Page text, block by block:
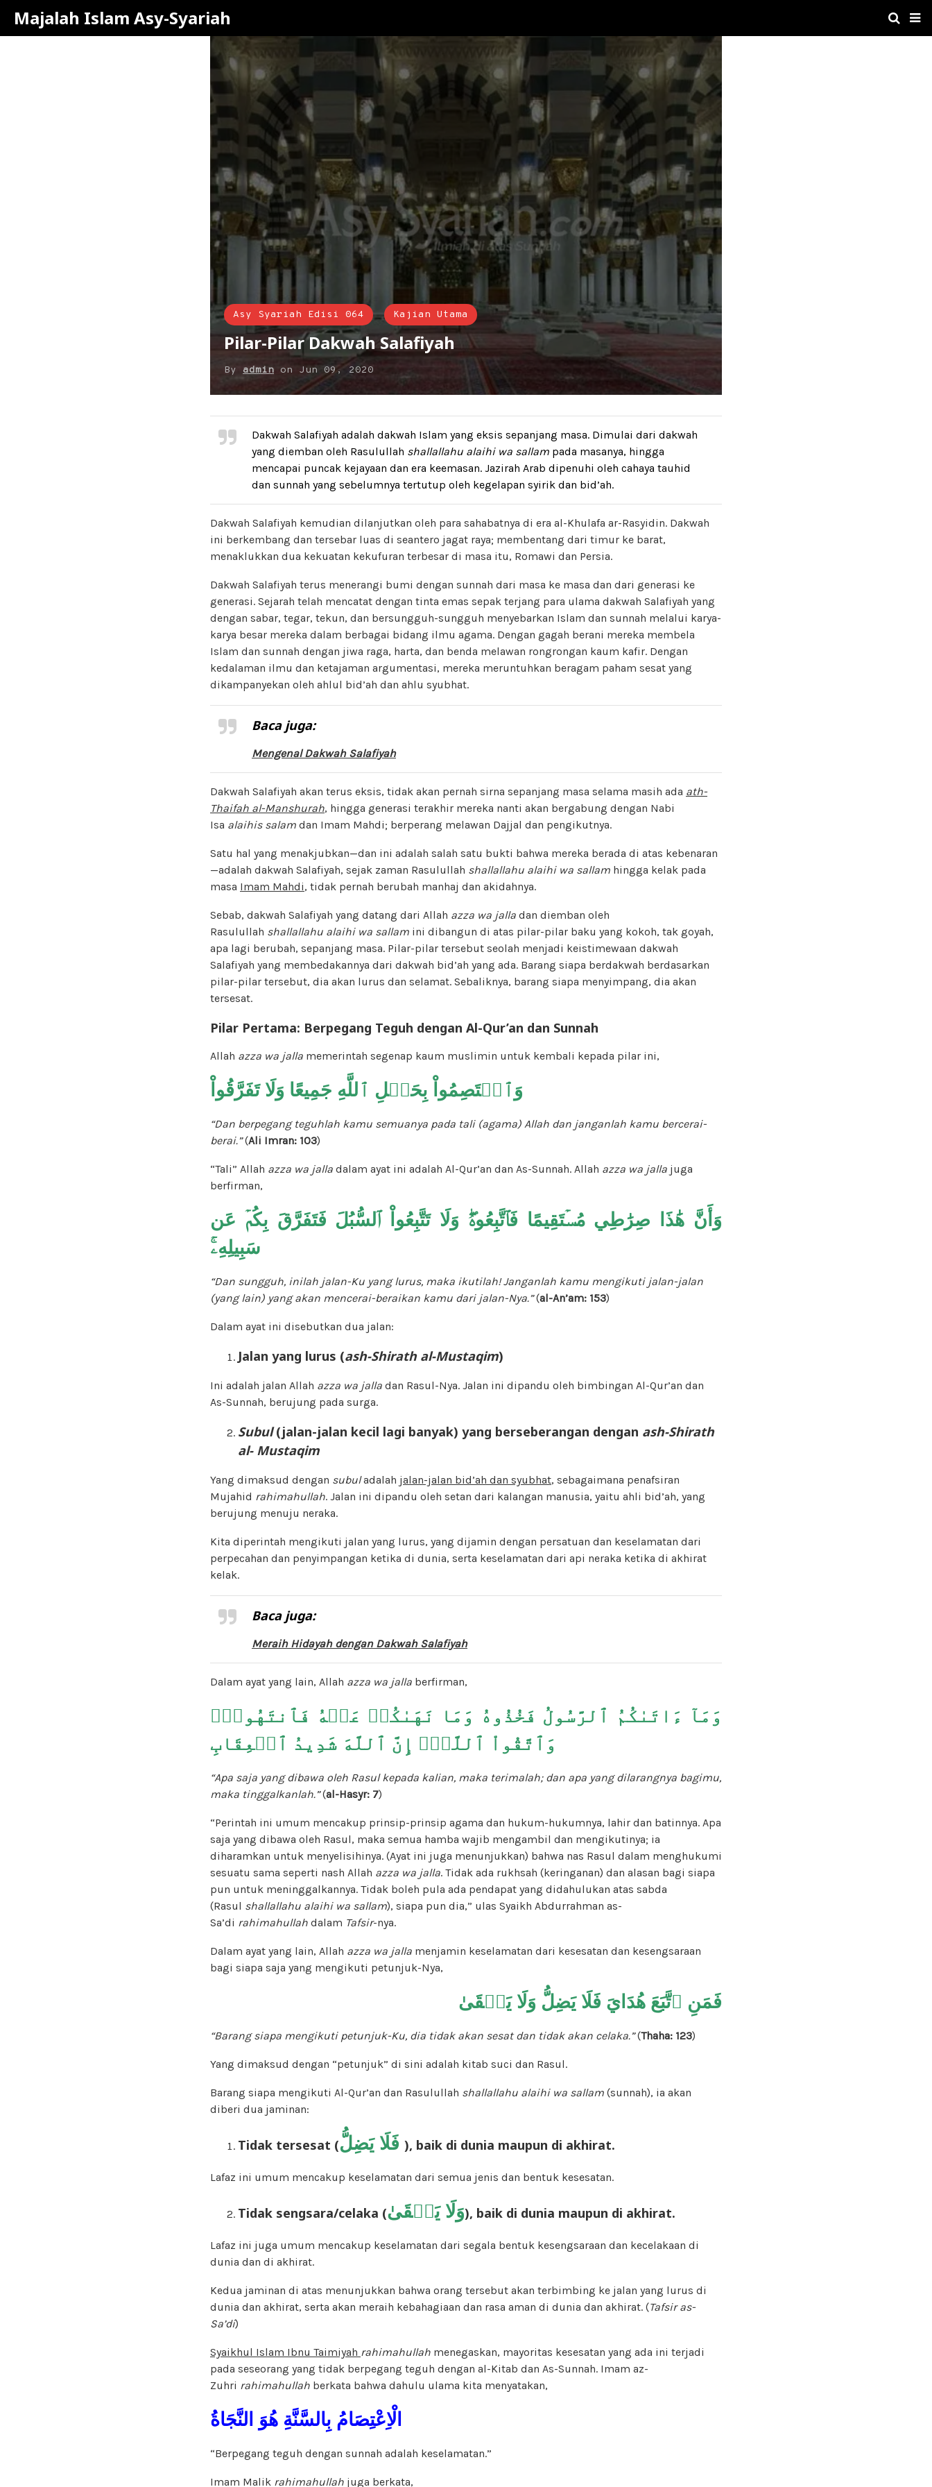
Majalah Islam Asy-Syariah
Asy Syariah Edisi 064 Kajian Utama
Pilar-Pilar Dakwah Salafiyah
By admin on Jun 09, 2020
Dakwah Salafiyah adalah dakwah Islam yang eksis sepanjang masa. Dimulai dari dakwah
yang diemban oleh Rasulullah shallallahu alaihi wa sallam pada masanya, hingga
mencapai puncak kejayaan dan era keemasan. Jazirah Arab dipenuhi oleh cahaya tauhid
dan sunnah yang sebelumnya tertutup oleh kegelapan syirik dan bid’ah.
Dakwah Salafiyah kemudian dilanjutkan oleh para sahabatnya di era al-Khulafa ar-Rasyidin. Dakwah
ini berkembang dan tersebar luas di seantero jagat raya; membentang dari timur ke barat,
menaklukkan dua kekuatan kekufuran terbesar di masa itu, Romawi dan Persia.
Dakwah Salafiyah terus menerangi bumi dengan sunnah dari masa ke masa dan dari generasi ke
generasi. Sejarah telah mencatat dengan tinta emas sepak terjang para ulama dakwah Salafiyah yang
dengan sabar, tegar, tekun, dan bersungguh-sungguh menyebarkan Islam dan sunnah melalui karya-
karya besar mereka dalam berbagai bidang ilmu agama. Dengan gagah berani mereka membela
Islam dan sunnah dengan jiwa raga, harta, dan benda melawan rongrongan kaum kafir. Dengan
kedalaman ilmu dan ketajaman argumentasi, mereka meruntuhkan beragam paham sesat yang
dikampanyekan oleh ahlul bid’ah dan ahlu syubhat.
Baca juga:
Mengenal Dakwah Salafiyah
Dakwah Salafiyah akan terus eksis, tidak akan pernah sirna sepanjang masa selama masih ada ath-
Thaifah al-Manshurah, hingga generasi terakhir mereka nanti akan bergabung dengan Nabi
Isa alaihis salam dan Imam Mahdi; berperang melawan Dajjal dan pengikutnya.
Satu hal yang menakjubkan—dan ini adalah salah satu bukti bahwa mereka berada di atas kebenaran
—adalah dakwah Salafiyah, sejak zaman Rasulullah shallallahu alaihi wa sallam hingga kelak pada
masa Imam Mahdi, tidak pernah berubah manhaj dan akidahnya.
Sebab, dakwah Salafiyah yang datang dari Allah azza wa jalla dan diemban oleh
Rasulullah shallallahu alaihi wa sallam ini dibangun di atas pilar-pilar baku yang kokoh, tak goyah,
apa lagi berubah, sepanjang masa. Pilar-pilar tersebut seolah menjadi keistimewaan dakwah
Salafiyah yang membedakannya dari dakwah bid’ah yang ada. Barang siapa berdakwah berdasarkan
pilar-pilar tersebut, dia akan lurus dan selamat. Sebaliknya, barang siapa menyimpang, dia akan
tersesat.
Pilar Pertama: Berpegang Teguh dengan Al-Qur’an dan Sunnah
Allah azza wa jalla memerintah segenap kaum muslimin untuk kembali kepada pilar ini,
وَٱعۡتَصِمُواْ بِحَبۡلِ ٱللَّهِ جَمِيعًا وَلَا تَفَرَّقُواْ
“Dan berpegang teguhlah kamu semuanya pada tali (agama) Allah dan janganlah kamu bercerai-
berai.”(Ali Imran: 103)
“Tali” Allah azza wa jalla dalam ayat ini adalah Al-Qur’an dan As-Sunnah. Allah azza wa jalla juga
berfirman,
وَأَنَّ هَٰذَا صِرَٰطِي مُسۡتَقِيمًا فَٱتَّبِعُوهُۖ وَلَا تَتَّبِعُواْ ٱلسُّبُلَ فَتَفَرَّقَ بِكُمۡ عَن
سَبِيلِهِۦۚ
“Dan sungguh, inilah jalan-Ku yang lurus, maka ikutilah!Janganlah kamu mengikuti jalan-jalan
(yang lain) yangakan mencerai-beraikan kamu dari jalan-Nya.”(al-An’am: 153)
Dalam ayat ini disebutkan dua jalan:
Jalan yang lurus (ash-Shirath al-Mustaqim)
Ini adalah jalan Allah azza wa jalla dan Rasul-Nya. Jalan ini dipandu oleh bimbingan Al-Qur’an dan
As-Sunnah, berujung pada surga.
Subul(jalan-jalan kecil lagi banyak) yang berseberangan dengan ash-Shirath
al-Mustaqim
Yang dimaksud dengan subuladalah jalan-jalan bid’ah dan syubhat, sebagaimana penafsiran
Mujahid rahimahullah. Jalan ini dipandu oleh setan dari kalangan manusia, yaitu ahli bid’ah, yang
berujung menuju neraka.
Kita diperintah mengikuti jalan yang lurus, yang dijamin dengan persatuan dan keselamatan dari
perpecahan dan penyimpangan ketika di dunia, serta keselamatan dari api neraka ketika di akhirat
kelak.
Baca juga:
Meraih Hidayah dengan Dakwah Salafiyah
Dalam ayat yang lain, Allah azza wa jalla berfirman,
وَمَآ ءَاتَىٰكُمُ ٱلرَّسُولُ فَخُذُوهُ وَمَا نَهَىٰكُمۡ عَنۡهُ فَٱنتَهُواْۚ
وَٱتَّقُواْ ٱللَّهَۖ إِنَّ ٱللَّهَ شَدِيدُ ٱلۡعِقَابِ
“Apa saja yang dibawa oleh Rasul kepada kalian, maka terimalah;dan apa yang dilarangnya bagimu,
maka tinggalkanlah.”(al-Hasyr: 7)
“Perintah ini umum mencakup prinsip-prinsip agama dan hukum-hukumnya, lahir dan batinnya. Apa
saja yang dibawa oleh Rasul, maka semua hamba wajib mengambil dan mengikutinya; ia
diharamkan untuk menyelisihinya. (Ayat ini juga menunjukkan) bahwa nas Rasul dalam menghukumi
sesuatu sama seperti nash Allah azza wa jalla. Tidak ada rukhsah (keringanan) dan alasan bagi siapa
pun untuk meninggalkannya. Tidak boleh pula ada pendapat yang didahulukan atas sabda
(Rasul shallallahu alaihi wa sallam), siapa pun dia,” ulas Syaikh Abdurrahman as-
Sa’di rahimahullah dalam Tafsir-nya.
Dalam ayat yang lain, Allah azza wa jalla menjamin keselamatan dari kesesatan dan kesengsaraan
bagi siapa saja yang mengikuti petunjuk-Nya,
فَمَنِ ٱتَّبَعَ هُدَايَ فَلَا يَضِلُّ وَلَا يَشۡقَىٰ
“Barang siapa mengikuti petunjuk-Ku, dia tidak akan sesat dan tidak akan celaka.”(Thaha: 123)
Yang dimaksud dengan “petunjuk” di sini adalah kitab suci dan Rasul.
Barang siapa mengikuti Al-Qur’an dan Rasulullah shallallahu alaihi wa sallam (sunnah), ia akan
diberi dua jaminan:
Tidak tersesat ( ), baik di dunia maupun di akhirat.
Lafaz ini umum mencakup keselamatan dari semua jenis dan bentuk kesesatan.
Tidak sengsara/celaka (وَلَا يَشۡقَىٰ), baik di dunia maupun di akhirat.
Lafaz ini juga umum mencakup keselamatan dari segala bentuk kesengsaraan dan kecelakaan di
dunia dan di akhirat.
Kedua jaminan di atas menunjukkan bahwa orang tersebut akan terbimbing ke jalan yang lurus di
dunia dan akhirat, serta akan meraih kebahagiaan dan rasa aman di dunia dan akhirat. (Tafsir as-
Sa’di)
Syaikhul Islam Ibnu Taimiyah rahimahullah menegaskan, mayoritas kesesatan yang ada ini terjadi
pada seseorang yang tidak berpegang teguh dengan al-Kitab dan As-Sunnah. Imam az-
Zuhri rahimahullah berkata bahwa dahulu ulama kita menyatakan,
الْاِعْتِصَامُ بِالسَّنَّةِ هُوَ النَّجَاةُ
“Berpegang teguh dengan sunnah adalah keselamatan.”
Imam Malik rahimahullah juga berkata,